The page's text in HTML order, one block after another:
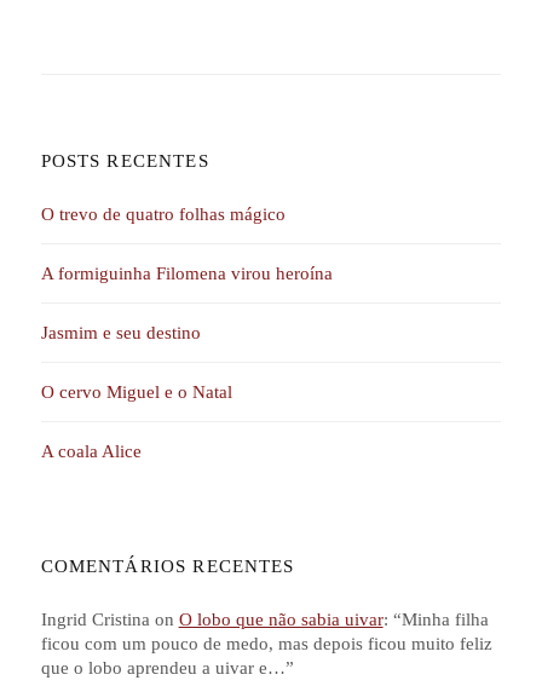
POSTS RECENTES
O trevo de quatro folhas mágico
A formiguinha Filomena virou heroína
Jasmim e seu destino
O cervo Miguel e o Natal
A coala Alice
COMENTÁRIOS RECENTES
Ingrid Cristinaon O lobo que não sabia uivar: “Minha filha
ficou com um pouco de medo, mas depois ficou muito feliz
que o lobo aprendeu a uivar e…”